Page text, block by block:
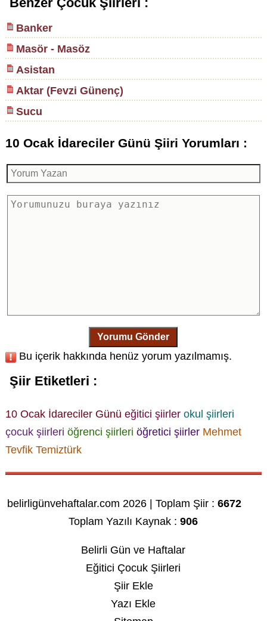
Banker
Masör - Masöz
Asistan
Aktar (Fevzi Günenç)
Sucu
10 Ocak İdareciler Günü Şiiri Yorumları :
Yorumu Gönder
Bu içerik hakkında henüz yorum yazılmamış.
Şiir Etiketleri :
10 Ocak İdareciler Günü eğitici şiirler okul şiirleri
çocuk şiirleri öğrenci şiirleri öğretici şiirler Mehmet
Tevfik Temiztürk
belirligünvehaftalar.com 2026 | Toplam Şiir :6672
Toplam Yazılı Kaynak :906
Belirli Gün ve Haftalar
Eğitici Çocuk Şiirleri
Şiir Ekle
Yazı Ekle